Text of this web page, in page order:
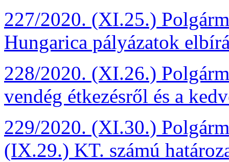
227/2020. (XI.25.)
Hungarica pályázatok
228/2020. (XI.26.)
vendég étkezésről és a
229/2020. (XI.30.)
(IX.29.) KT. számú